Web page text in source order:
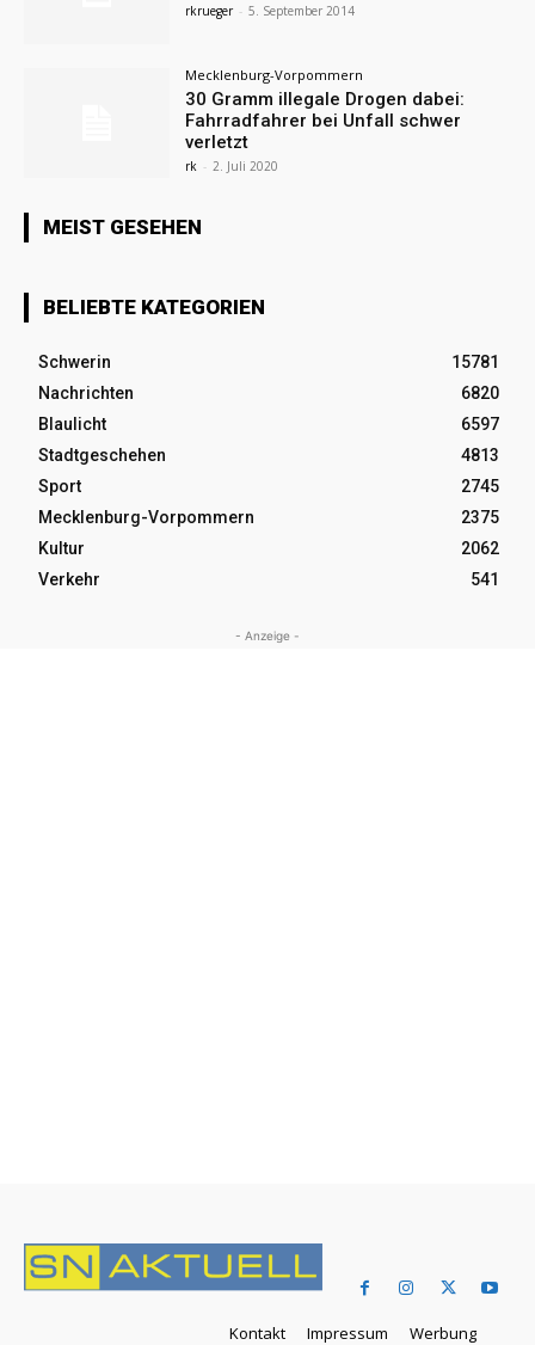
rkrueger - 5. September 2014
Mecklenburg-Vorpommern
30 Gramm illegale Drogen dabei:
Fahrradfahrer bei Unfall schwer
verletzt
rk - 2. Juli 2020
MEIST GESEHEN
BELIEBTE KATEGORIEN
Schwerin
15781
Nachrichten
6820
Blaulicht
6597
Stadtgeschehen
4813
Sport
2745
Mecklenburg-Vorpommern
2375
Kultur
2062
Verkehr
541
- Anzeige -
Kontakt Impressum Werbung